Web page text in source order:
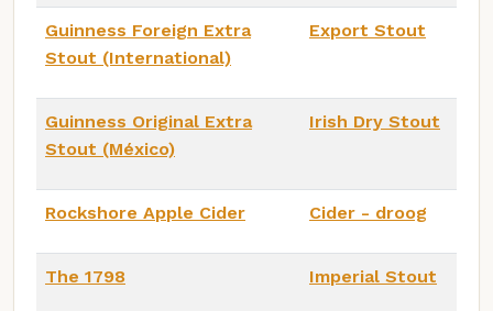
Guinness Foreign Extra
Stout (International)
Export Stout
Guinness Original Extra
Stout (México)
Irish Dry Stout
Rockshore Apple Cider Cider - droog
The 1798 Imperial Stout